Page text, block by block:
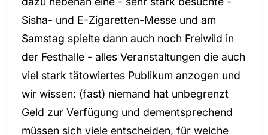
Sisha- und E-Zigaretten-Messe und am
Samstag spielte dann auch noch Freiwild in
der Festhalle - alles Veranstaltungen die auch
viel stark tätowiertes Publikum anzogen und
wir wissen: (fast) niemand hat unbegrenzt
Geld zur Verfügung und dementsprechend
müssen sich viele entscheiden, für welche